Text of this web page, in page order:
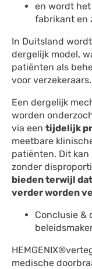
en wordt
fabrikant en
In Duitsland
dergelijk model,
patiënten als
voor verzekeraars.
Een dergelijk
worden
via een tijdelijk
meetbare
patiënten. Dit
zonder
bieden terwijl
verder worden
Conclusie &
medische